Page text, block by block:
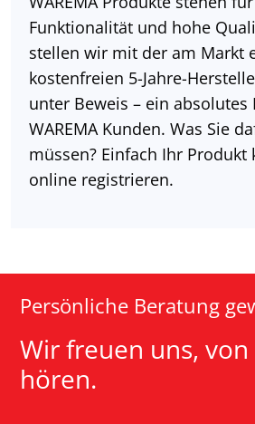
Funktionalität und hohe
stellen wir mit der am Markt
kostenfreien 5-Jahre-
unter Beweis – ein absolutes
WAREMA Kunden. Was Sie
müssen? Einfach Ihr Produkt
online registrieren.
Persönliche Beratung
Wir freuen uns,
hören.